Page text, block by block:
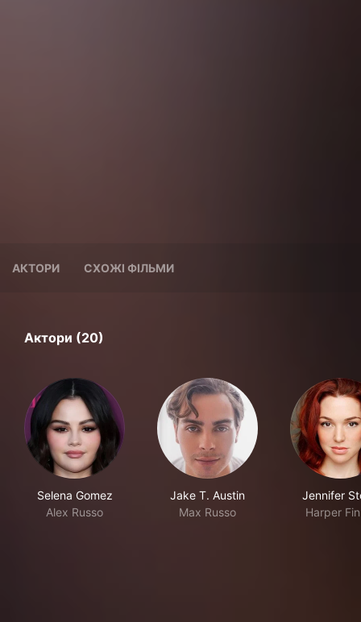
АКТОРИ СХОЖІ ФІЛЬМИ
Актори (20)
Selena Gomez
Alex Russo
Jake T. Austin
Max Russo
Jennifer
Harper